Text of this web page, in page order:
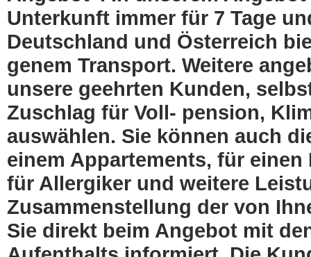
Unterkunft immer für 7 Tage
Deutschland und Österreich
genem Transport. Weitere
unsere geehrten Kunden,
Zuschlag für Voll- pension,
auswählen. Sie können auch
einem Appartements, für
für Allergiker und weitere
Zusammenstellung der von
Sie direkt beim Angebot mit